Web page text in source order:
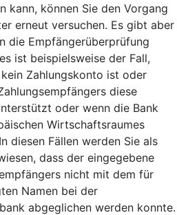
kann, können Sie den Vorgang
erneut versuchen. Es gibt aber
die Empfängerüberprüfung
ist beispielsweise der Fall,
Zahlungskonto ist oder
diese
oder wenn die Bank
Wirtschaftsraumes
diesen Fällen werden Sie als
dass der eingegebene
nicht mit dem für
Namen bei der
abgeglichen werden konnte.